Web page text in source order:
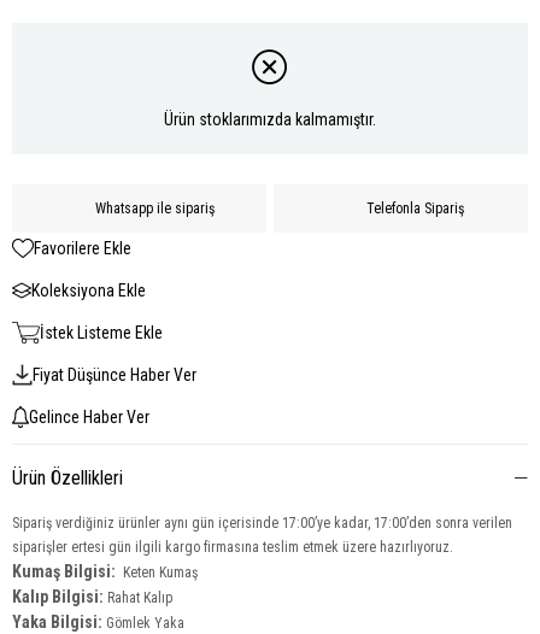
Ürün stoklarımızda kalmamıştır.
Whatsapp ile sipariş Telefonla Sipariş
Favorilere Ekle
Koleksiyona Ekle
İstek Listeme Ekle
Fiyat Düşünce Haber Ver
Gelince Haber Ver
Ürün Özellikleri
Sipariş verdiğiniz ürünler aynı gün içerisinde 17:00’ye kadar, 17:00’den sonra verilen
siparişler ertesi gün ilgili kargo firmasına teslim etmek üzere hazırlıyoruz.
Kumaş Bilgisi: Keten Kumaş
Kalıp Bilgisi: Rahat Kalıp
Yaka Bilgisi: Gömlek Yaka